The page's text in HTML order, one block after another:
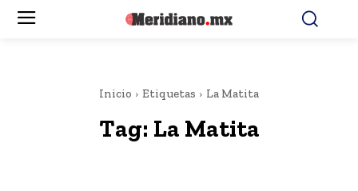
Inicio Etiquetas La Matita
Tag: La Matita